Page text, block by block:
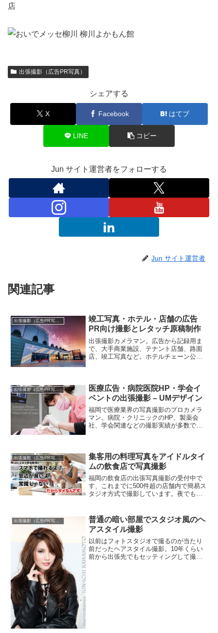
出張撮影（広告PR写真）
シェアする
X Facebook はてブ
LINE コピー
Jun サイト運営者をフォローする
Jun サイト運営者
関連記事
竣工写真・ホテル・店舗の広告
PR向け撮影とレタッチ原稿制作
出張撮影カメラマン。広告から記録用ま
で、大手商業施設、テナント店舗、路面
店、竣工写真など。ホテルチェーン公式
出張撮影（広告PR写真）
医療広告・病院医院HP・学会イ
ベントの出張撮影 – UMデザイン
福岡で医療業界の写真撮影のプロカメラ
マン。病院・クリニックのHP、製薬会
社、学会関連などの撮影実績が多数で
出張撮影（広告PR写真）
集客用の料理写真をアイドルタイ
ムの飲食店で写真撮影
福岡の飲食店の出張写真撮影の受付中で
す、これまでに500件超の店舗内で簡易ス
タジオ方式で撮影しています。夜でも窓
らっしゃいます。
出張撮影（広告PR写真）
普通の暗い部屋でスタジオ風のヘ
アスタイル撮影
以前はフォトスタジオで撮るのが当たり
前だったヘアスタイル撮影。10年くらい
前から出張先でもセッティングして撮っ